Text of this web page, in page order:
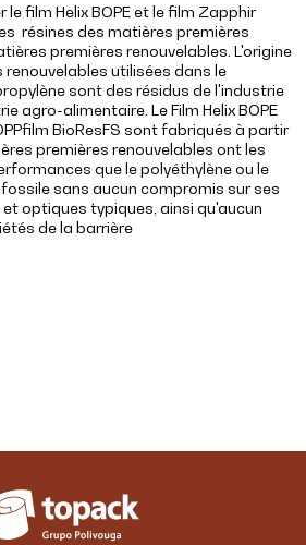
film Helix BOPE et le film Zapphir
résines des matières premières
premières renouvelables. L'origine
utilisées dans le
sont des résidus de l'industrie
agro-alimentaire. Le Film Helix BOPE
BioResFS sont fabriqués à partir
premières renouvelables ont les
que le polyéthylène ou le
sans aucun compromis sur ses
optiques typiques, ainsi qu'aucun
de la barrière